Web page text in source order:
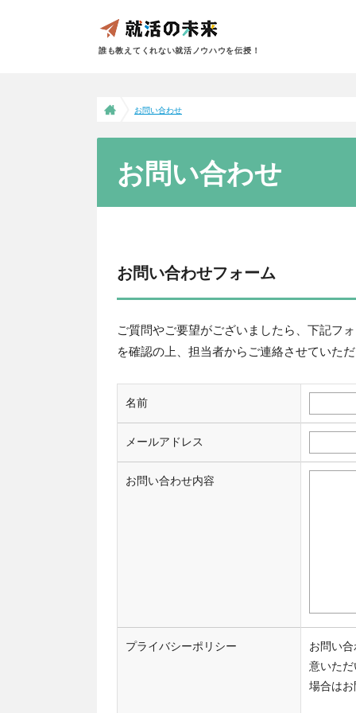
誰も教えてくれない就活ノウハウを伝授！
お問い合わせ
お問い合わせ
お問い合わせフォーム
ご質問やご要望がございましたら、下記フ
を確認の上、担当者からご連絡させていた
名前
メールアドレス
お問い合わせ内容
プライバシーポリシー
お問い
意いた
場合は